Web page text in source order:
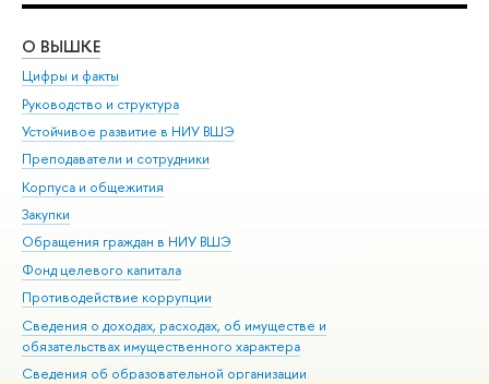
О ВЫШКЕ
Цифры и факты
Руководство и структура
Устойчивое развитие в НИУ ВШЭ
Преподаватели и сотрудники
Корпуса и общежития
Закупки
Обращения граждан в НИУ ВШЭ
Фонд целевого капитала
Противодействие коррупции
Сведения о доходах, расходах, об имуществе и
обязательствах имущественного характера
Сведения об образовательной организации